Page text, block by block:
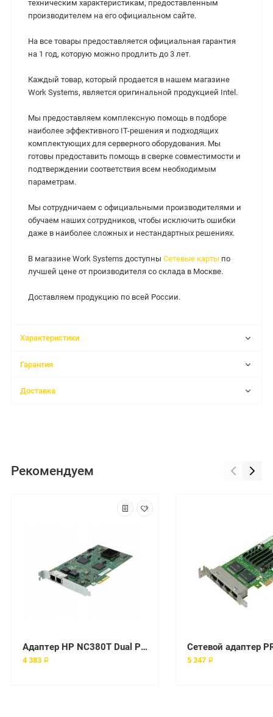
техническим характеристикам, предоставленным
производителем на его официальном сайте.
На все товары предоставляется официальная гарантия
на 1 год, которую можно продлить до 3 лет.
Каждый товар, который продается в нашем магазине
Work Systems, является оригинальной продукцией Intel.
Мы предоставляем комплексную помощь в подборе
наиболее эффективного IT-решения и подходящих
комплектующих для серверного оборудования. Мы
готовы предоставить помощь в сверке совместимости и
подтверждении соответствия всем необходимым
параметрам.
Мы сотрудничаем с официальными производителями и
обучаем наших сотрудников, чтобы исключить ошибки
даже в наиболее сложных и нестандартных решениях.
В магазине Work Systems доступны Сетевые карты по
лучшей цене от производителя со склада в Москве.
Доставляем продукцию по всей России.
Характеристики
Гарантия
Доставка
Рекомендуем
Адаптер HP NC380T Dual Port PCI-Express [374443-001]
4 383 ₽ 5 347 ₽